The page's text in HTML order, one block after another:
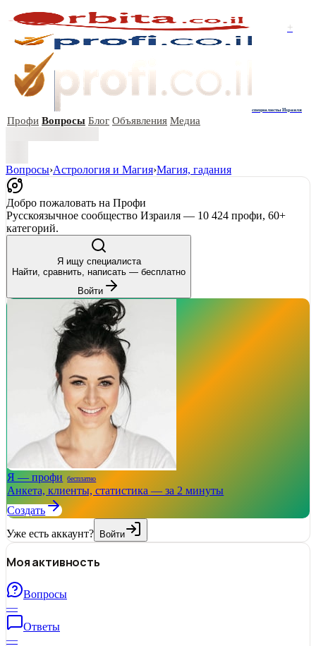
+
специалисты Израиля
Профи Вопросы Блог Объявления Медиа
Вопросы›Астрология и Магия›Магия, гадания
Добро пожаловать на Профи
Русскоязычное сообщество Израиля — 10 424 профи, 60+
категорий.
Я ищу специалиста
Найти, сравнить, написать — бесплатно
Войти
Я — профи бесплатно
Анкета, клиенты, статистика — за 2 минуты
Создать
Уже есть аккаунт? Войти
Моя активность
Вопросы
—
Ответы
—